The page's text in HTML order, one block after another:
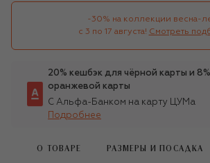
-30% на коллекции весна-
с 3 по 17 августа! Смотреть
20% кешбэк для чёрной карты и
оранжевой карты
С Альфа-Банком на карту ЦУМа
Подробнее
О ТОВАРЕ РАЗМЕРЫ И ПОСАДКА